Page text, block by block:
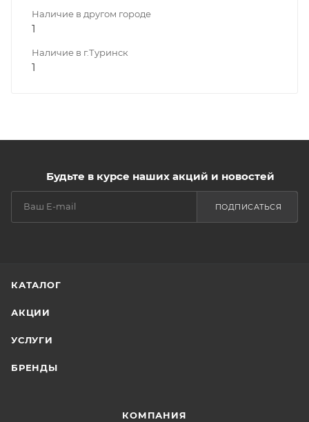
Наличие в другом городе
1
Наличие в г.Туринск
1
Будьте в курсе наших акций и новостей
ПОДПИСАТЬСЯ
КАТАЛОГ
АКЦИИ
УСЛУГИ
БРЕНДЫ
КОМПАНИЯ